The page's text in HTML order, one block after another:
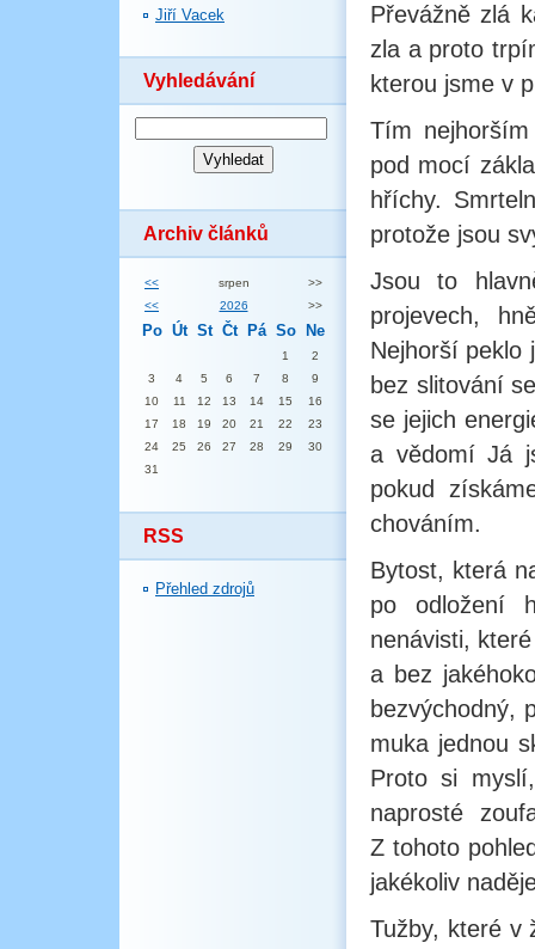
Jiří Vacek
Vyhledávání
Archiv článků
<< srpen
>>
<<
2026 >>
Po Út St Čt Pá So Ne
1
2
3
4 5 6 7 8
9
10
11 12 13 14 15
16
17
18 19 20 21 22
23
24
25 26 27 28 29
30
31
RSS
Přehled zdrojů
Převážně zlá
zla a proto
kterou jsme v
Tím
pod mocí
hříchy.
protože jsou
Jsou to
projevech,
Nejhorší peklo
bez slitování
se jejich
a vědomí Já
pokud
chováním.
Bytost, která
po odložení
nenávisti,
a bez
bezvýchodný,
muka jednou
Proto si
naprosté
Z tohoto
jakékoliv
Tužby, které v